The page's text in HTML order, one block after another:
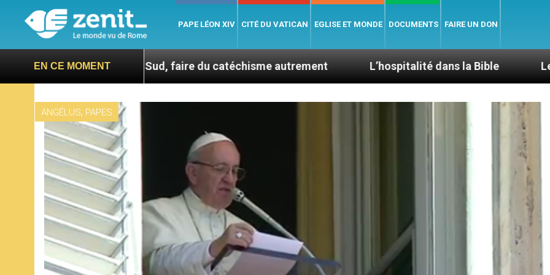
PAPE LÉON XIV CITÉ DU VATICAN EGLISE ET MONDE DOCUMENTS FAIRE UN DON
EN CE MOMENT
En Corée du Sud, faire du catéchisme autrement L’hospitalité dans la Bible Le cardinal
ANGÉLUS, PAPES